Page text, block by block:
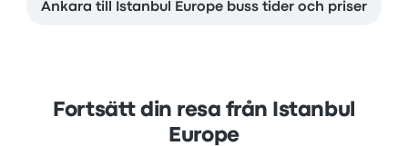
Ankara till Istanbul Europe buss tider och priser
Fortsätt din resa från Istanbul
Europe